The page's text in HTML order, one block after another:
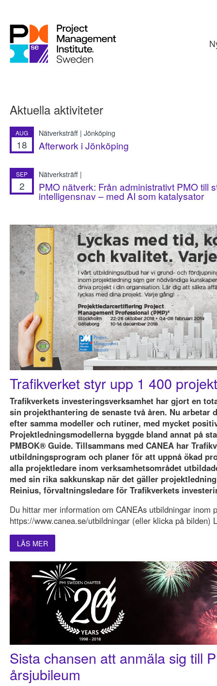
Aktuella aktiviteter
AUG
18
Nätverksträff | Jönköping
Afterwork i Jönköping
SEP
2
Nätverksträff |
PMO nätverk: Från administrativt PMO till
intelligensnav – med AI som katalysator
Trafikverket styr upp 1 400 projekt
Trafikverkets investeringsverksamhet har gjort en
sin projekthantering de senaste två åren. Nu arbetar
efter samma modeller och rutiner, med mycket
Projektledningsmodellerna byggde bland annat på
PMBOK® Guide. Tillsammans med CANEA har
utbildningsprogram och planer för att uppnå ökad
alla projektledare inom verksamhetsområdet
med sin rika sakkunskap när det gäller
Reinius, förvaltningsledare för Trafikverkets
Du hittar mer information om CANEAs utbildningar inom
https://www.canea.se/utbildningar (eller klicka på bilden)
LÄS MER
Sista chansen att anmäla sig till
årsjubileum